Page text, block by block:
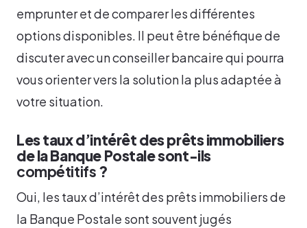
emprunter et de comparer les différentes
options disponibles. Il peut être bénéfique de
discuter avec un conseiller bancaire qui pourra
vous orienter vers la solution la plus adaptée à
votre situation.
Les taux d’intérêt des prêts immobiliers
de la Banque Postale sont-ils
compétitifs?
Oui, les taux d’intérêt des prêts immobiliers de
la Banque Postale sont souvent jugés